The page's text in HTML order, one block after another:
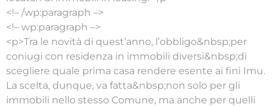
<!– /wp:paragraph –>
<!– wp:paragraph –>
<p>Tra le novità di quest’anno, l’obbligo&nbsp;per
coniugi con residenza in immobili diversi&nbsp;di
scegliere quale prima casa rendere esente ai fini Imu.
La scelta, dunque, va fatta&nbsp;non solo per gli
immobili nello stesso Comune, ma anche per quelli